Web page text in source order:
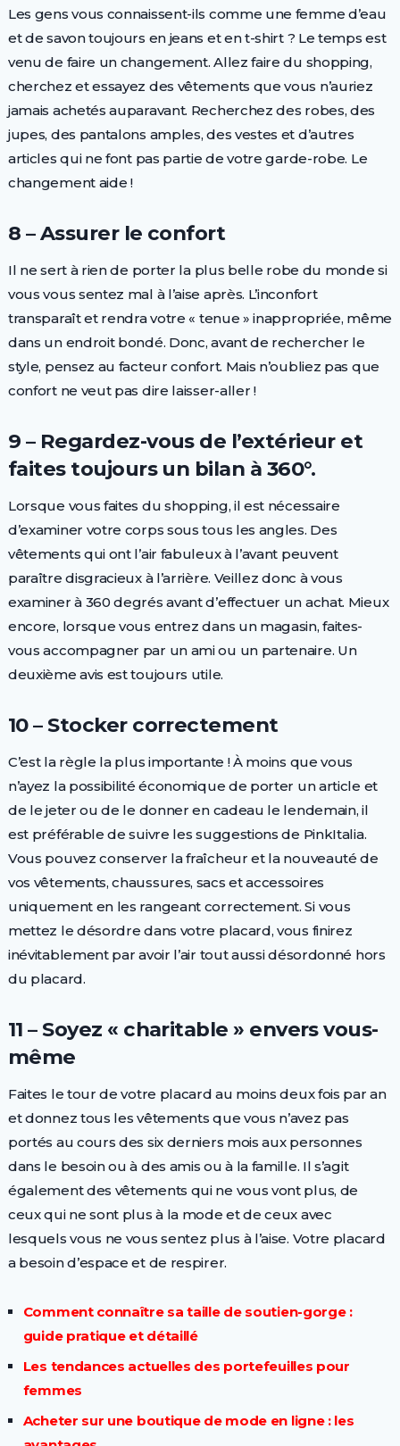
Les gens vous connaissent-ils comme une femme d’eau
et de savon toujours en jeans et en t-shirt ? Le temps est
venu de faire un changement. Allez faire du shopping,
cherchez et essayez des vêtements que vous n’auriez
jamais achetés auparavant. Recherchez des robes, des
jupes, des pantalons amples, des vestes et d’autres
articles qui ne font pas partie de votre garde-robe. Le
changement aide !
8 – Assurer le confort
Il ne sert à rien de porter la plus belle robe du monde si
vous vous sentez mal à l’aise après. L’inconfort
transparaît et rendra votre « tenue » inappropriée, même
dans un endroit bondé. Donc, avant de rechercher le
style, pensez au facteur confort. Mais n’oubliez pas que
confort ne veut pas dire laisser-aller !
9 – Regardez-vous de l’extérieur et
faites toujours un bilan à 360°.
Lorsque vous faites du shopping, il est nécessaire
d’examiner votre corps sous tous les angles. Des
vêtements qui ont l’air fabuleux à l’avant peuvent
paraître disgracieux à l’arrière. Veillez donc à vous
examiner à 360 degrés avant d’effectuer un achat. Mieux
encore, lorsque vous entrez dans un magasin, faites-
vous accompagner par un ami ou un partenaire. Un
deuxième avis est toujours utile.
10 – Stocker correctement
C’est la règle la plus importante ! À moins que vous
n’ayez la possibilité économique de porter un article et
de le jeter ou de le donner en cadeau le lendemain, il
est préférable de suivre les suggestions de PinkItalia.
Vous pouvez conserver la fraîcheur et la nouveauté de
vos vêtements, chaussures, sacs et accessoires
uniquement en les rangeant correctement. Si vous
mettez le désordre dans votre placard, vous finirez
inévitablement par avoir l’air tout aussi désordonné hors
du placard.
11 – Soyez « charitable » envers vous-
même
Faites le tour de votre placard au moins deux fois par an
et donnez tous les vêtements que vous n’avez pas
portés au cours des six derniers mois aux personnes
dans le besoin ou à des amis ou à la famille. Il s’agit
également des vêtements qui ne vous vont plus, de
ceux qui ne sont plus à la mode et de ceux avec
lesquels vous ne vous sentez plus à l’aise. Votre placard
a besoin d’espace et de respirer.
Comment connaître sa taille de soutien-gorge :
guide pratique et détaillé
Les tendances actuelles des portefeuilles pour
femmes
Acheter sur une boutique de mode en ligne : les